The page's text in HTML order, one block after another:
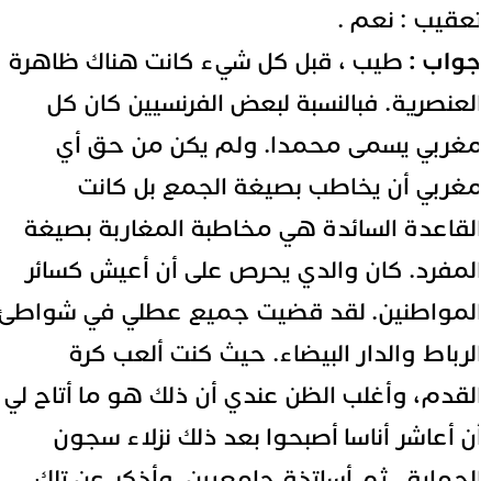
: نعم .
: طيب ، قبل كل شيء كانت هناك ظاهرة
فبالنسبة لبعض الفرنسيين كان كل
يسمى محمدا. ولم يكن من حق أي
أن يخاطب بصيغة الجمع بل كانت
السائدة هي مخاطبة المغاربة بصيغة
كان والدي يحرص على أن أعيش كسائر
لقد قضيت جميع عطلي في شواطئ
والدار البيضاء. حيث كنت ألعب كرة
وأغلب الظن عندي أن ذلك هو ما أتاح لي
أعاشر أناسا أصبحوا بعد ذلك نزلاء سجون